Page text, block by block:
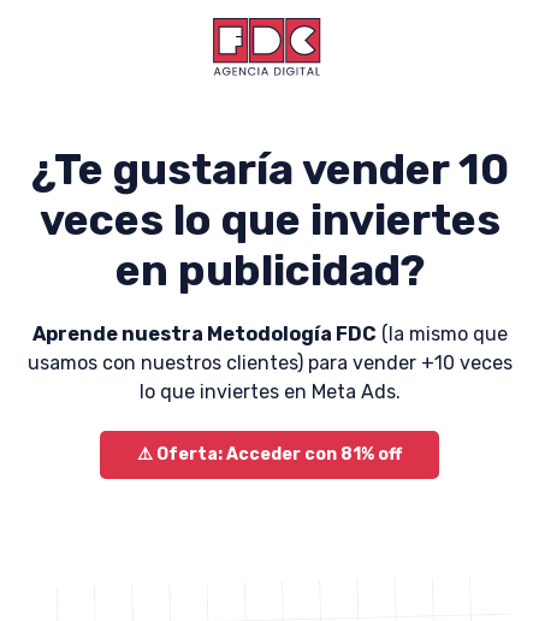
¿Te gustaría vender 10
veces lo que inviertes
en publicidad?
Aprende nuestra Metodología FDC (la mismo que
usamos con nuestros clientes) para vender +10 veces
lo que inviertes en Meta Ads.
⚠️ Oferta: Acceder con 81% off